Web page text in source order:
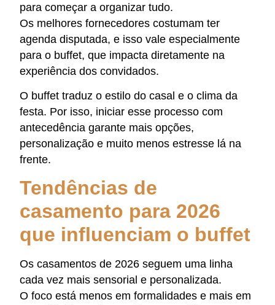
para começar a organizar tudo.
Os melhores fornecedores costumam ter
agenda disputada, e isso vale especialmente
para o buffet, que impacta diretamente na
experiência dos convidados.
O buffet traduz o estilo do casal e o clima da
festa. Por isso, iniciar esse processo com
antecedência garante mais opções,
personalização e muito menos estresse lá na
frente.
Tendências de
casamento para 2026
que influenciam o buffet
Os casamentos de 2026 seguem uma linha
cada vez mais sensorial e personalizada.
O foco está menos em formalidades e mais em